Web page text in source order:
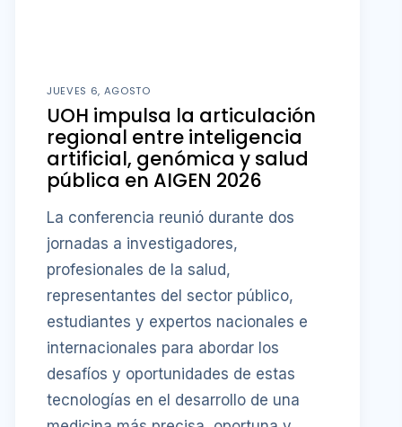
JUEVES 6, AGOSTO
UOH impulsa la articulación
regional entre inteligencia
artificial, genómica y salud
pública en AIGEN 2026
La conferencia reunió durante dos
jornadas a investigadores,
profesionales de la salud,
representantes del sector público,
estudiantes y expertos nacionales e
internacionales para abordar los
desafíos y oportunidades de estas
tecnologías en el desarrollo de una